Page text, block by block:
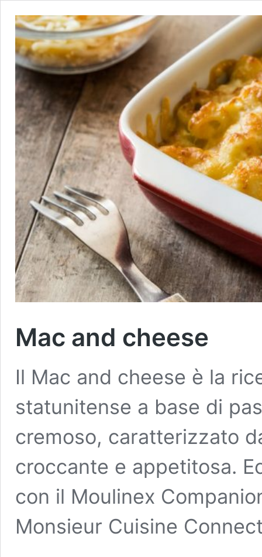
Mac and cheese
Il Mac and cheese è la
statunitense a base di
cremoso, caratterizzato
croccante e appetitosa.
con il Moulinex
Monsieur Cuisine